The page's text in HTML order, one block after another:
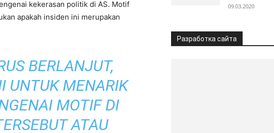
kekerasan politik di AS. Motif
apakah insiden ini merupakan
BERLANJUT,
UNTUK MENARIK
MOTIF DI
ATAU
09.03.2020
Разработка сайта